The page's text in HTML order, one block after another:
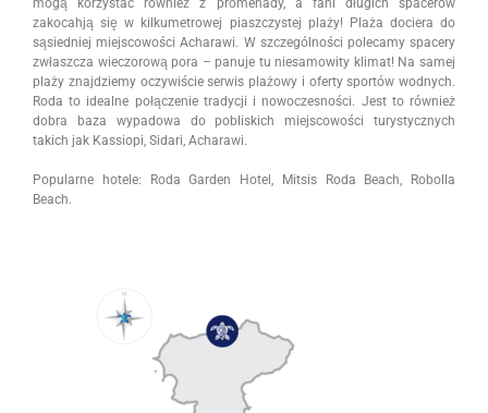
mogą korzystać również z promenady, a fani długich spacerów
zakocahją się w kilkumetrowej piaszczystej plaży! Plaża dociera do
sąsiedniej miejscowości Acharawi. W szczególności polecamy spacery
zwłaszcza wieczorową pora – panuje tu niesamowity klimat! Na samej
plaży znajdziemy oczywiście serwis plażowy i oferty sportów wodnych.
Roda to idealne połączenie tradycji i nowoczesności. Jest to również
dobra baza wypadowa do pobliskich miejscowości turystycznych
takich jak Kassiopi, Sidari, Acharawi.
Popularne hotele: Roda Garden Hotel, Mitsis Roda Beach, Robolla
Beach.